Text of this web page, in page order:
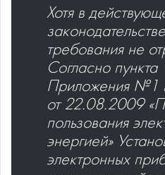
Хотя в
требования не
Согласно пункта
Приложения
от 22.08.2009
пользования
энергией»
электронных